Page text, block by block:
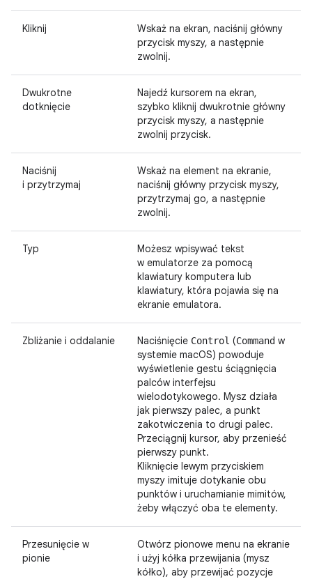
Kliknij
Wskaż na ekran, naciśnij główny
przycisk myszy, a następnie
zwolnij.
Dwukrotne
dotknięcie
Najedź kursorem na ekran,
szybko kliknij dwukrotnie główny
przycisk myszy, a następnie
zwolnij przycisk.
Naciśnij
i przytrzymaj
Wskaż na element na ekranie,
naciśnij główny przycisk myszy,
przytrzymaj go, a następnie
zwolnij.
Typ
Możesz wpisywać tekst
w emulatorze za pomocą
klawiatury komputera lub
klawiatury, która pojawia się na
ekranie emulatora.
Zbliżanie i oddalanie Naciśnięcie Control (Command w
systemie macOS) powoduje
wyświetlenie gestu ściągnięcia
palców interfejsu
wielodotykowego. Mysz działa
jak pierwszy palec, a punkt
zakotwiczenia to drugi palec.
Przeciągnij kursor, aby przenieść
pierwszy punkt.
Kliknięcie lewym przyciskiem
myszy imituje dotykanie obu
punktów i uruchamianie mimitów,
żeby włączyć oba te elementy.
Przesunięcie w
pionie
Otwórz pionowe menu na ekranie
i użyj kółka przewijania (mysz
kółko), aby przewijać pozycje